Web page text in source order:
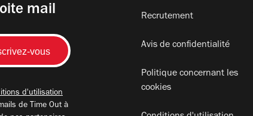
mail
d'utilisation
de Time Out à
Recrutement
Avis de confidentialité
Politique concernant les
cookies